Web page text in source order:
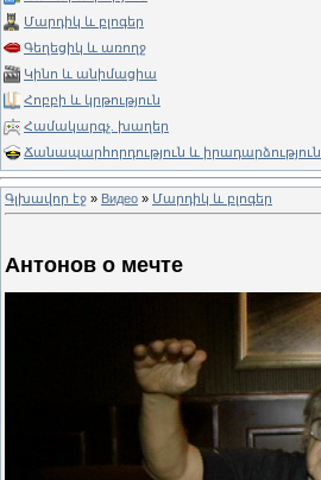
Մարդիկ և բլոգեր
Գեղեցիկ և առողջ
Կինո և անիմացիա
Հոբբի և կրթություն
Համակարգչ. խաղեր
Ճանապարհորդություն և իրադարձություն
Գլխավոր էջ » Видео » Մարդիկ և բլոգեր
Антонов о мечте